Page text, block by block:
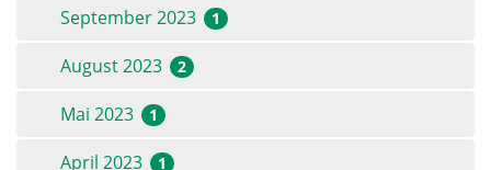
September 2023 1
August 2023 2
Mai 2023 1
April 2023 1